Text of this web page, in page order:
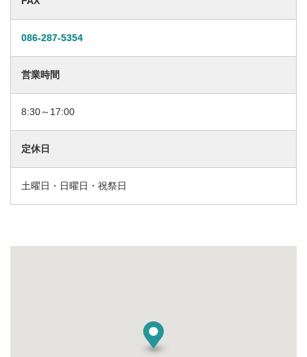
086-287-5354
営業時間
8:30～17:00
定休日
土曜日・日曜日・祝祭日